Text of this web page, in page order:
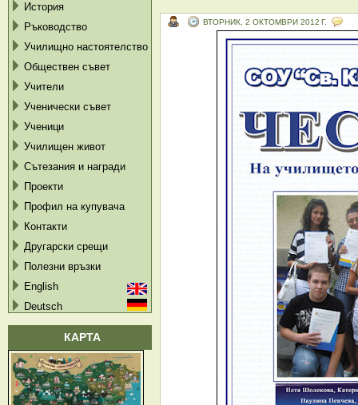
История
Ръководство
Училищно настоятелство
Обществен съвет
Учители
Ученически съвет
Ученици
Училищен живот
Сътезания и награди
Проекти
Профил на купувача
Контакти
Другарски срещи
Полезни връзки
English
Deutsch
КАРТА
ВТОРНИК, 2 ОКТОМВРИ 2012 Г.